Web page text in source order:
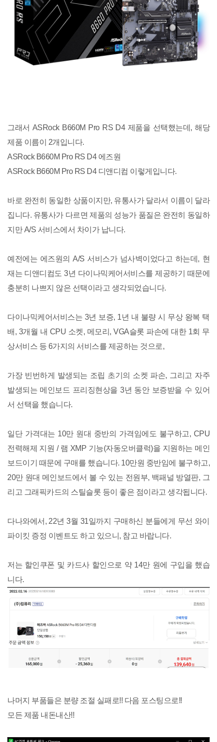
그래서 ASRock B660M Pro RS D4 제품을 선택했는데, 해당
제품 이름이 2개입니다.
ASRock B660M Pro RS D4 에즈원
ASRock B660M Pro RS D4 디앤디컴 이렇게입니다.
바로 완전히 동일한 상품이지만, 유통사가 달라서 이름이 달라
집니다. 유통사가 다르면 제품의 성능가 품질은 완전히 동일하
지만 A/S 서비스에서 차이가 납니다.
예전에는 에즈원의 A/S 서비스가 넘사벽이었다고 하는데, 현
재는 디앤디컴도 3년 다이나믹케어서비스를 제공하기 때문에
충분히 나쁘지 않은 선택이라고 생각되었습니다.
다이나믹케어서비스는 3년 보증, 1년 내 불량 시 무상 왕복 택
배, 3개월 내 CPU 소켓, 메모리, VGA슬롯 파손에 대한 1회 무
상서비스 등 6가지의 서비스를 제공하는 것으로,
가장 빈번하게 발생되는 조립 초기의 소켓 파손, 그리고 자주
발생되는 메인보드 프리징현상을 3년 동안 보증받을 수 있어
서 선택을 했습니다.
일단 가격대는 10만 원대 중반의 가격임에도 불구하고, CPU
전력해제 지원 / 램 XMP 기능(자동오버클럭)을 지원하는 메인
보드이기 때문에 구매를 했습니다. 10만원 중반임에 불구하고,
20만 원대 메인보드에서 볼 수 있는 전원부, 백패널 방열판, 그
리고 그래픽카드의 스틸슬롯 등이 좋은 점이라고 생각됩니다.
다나와에서, 22년 3월 31일까지 구매하신 분들에게 무선 와이
파이킷 증정 이벤트도 하고 있으니, 참고 바랍니다.
저는 할인쿠폰 및 카드사 할인으로 약 14만 원에 구입을 했습
니다.
나머지 부품들은 분량 조절 실패로!! 다음 포스팅으로!!
모든 제품 내돈내산!!